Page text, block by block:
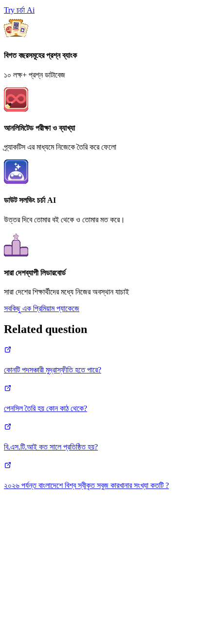
Try চর্চা Ai
বিগত বছরসমূহের প্রশ্ন ব্যাংক
১০ লক্ষ+ প্রশ্ন ডাটাবেজ
আনলিমিটেড পরীক্ষা ও ব্যাখ্যা
প্র্যাকটিস এর মাধ্যমে নিজেকে তৈরি করে ফেলো
ডাউট সলভিং চর্চা AI
উত্তর দিবে তোমার বই থেকে ও তোমার মত করে।
সারা দেশব্যাপী লিডারবোর্ড
সারা দেশের শিক্ষার্থীদের মধ্যে নিজের অবস্থান যাচাই
সবকিছু এক প্রিমিয়াম প্যাকেজে
Related question
কোনটি পদসঞ্চারী মুদ্রাস্ফীতি হতে পারে?
পেনসিল তৈরি হয় কোন কাঠ থেকে?
বি.এস.টি.আই কত‌ সালে প্রতিষ্ঠিত হয়?
২০২৬ পর্যন্ত বাংলাদেশে বিশ্ব স্বীকৃত সবুজ কারখানার সংখ্যা কতটি ?